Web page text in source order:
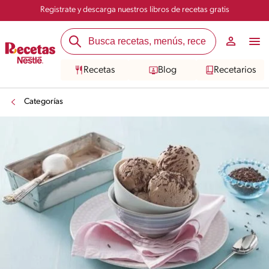
Registrate y descarga nuestros libros de recetas gratis
Recetas Blog Recetarios
Categorías